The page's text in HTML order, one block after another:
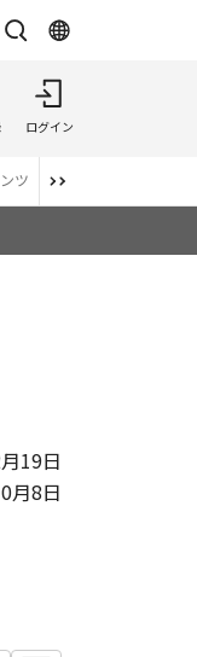
ログイン
ツ 番組スタッフが語
19日
月8日